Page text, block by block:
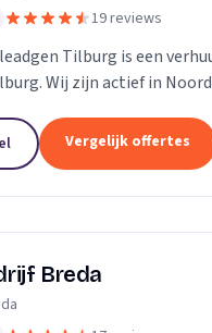
19 reviews
Tilburg is een
Wij zijn actief in
Vergelijk offertes
Breda